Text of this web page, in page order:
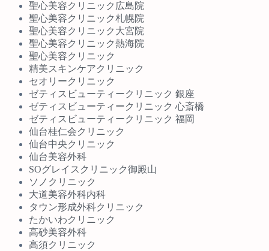
聖心美容クリニック広島院
聖心美容クリニック札幌院
聖心美容クリニック大宮院
聖心美容クリニック熱海院
聖心美容クリニック
精美スキンケアクリニック
セオリークリニック
ゼティスビューティークリニック 銀座
ゼティスビューティークリニック 心斎橋
ゼティスビューティークリニック 福岡
仙台桂仁会クリニック
仙台中央クリニック
仙台美容外科
SOグレイスクリニック御殿山
ソノクリニック
大道美容外科内科
タウン形成外科クリニック
たかいわクリニック
高砂美容外科
高須クリニック